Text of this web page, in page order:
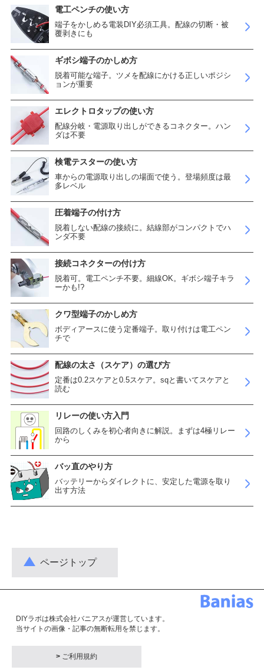
電工ペンチの使い方
端子をかしめる電装DIY必須工具。配線の切断・被
覆剥きにも
ギボシ端子のかしめ方
脱着可能な端子。ツメを配線にかける正しいポジシ
ョンが重要
エレクトロタップの使い方
配線分岐・電源取り出しができるコネクター。ハン
ダは不要
検電テスターの使い方
車からの電源取り出しの場面で使う。登場頻度は最
多レベル
圧着端子の付け方
脱着しない配線の接続に。結線部がコンパクトでハ
ンダ不要
接続コネクターの付け方
脱着可。電工ペンチ不要。細線OK。ギボシ端子キラ
ーかも!?
クワ型端子のかしめ方
ボディアースに使う定番端子。取り付けは電工ペン
チで
配線の太さ（スケア）の選び方
定番は0.2スケアと0.5スケア。sqと書いてスケアと
読む
リレーの使い方入門
回路のしくみを初心者向きに解説。まずは4極リレー
から
バッ直のやり方
バッテリーからダイレクトに、安定した電源を取り
出す方法
ページトップ
DIYラボは株式会社バニアスが運営しています。
当サイトの画像・記事の無断転用を禁じます。
> ご利用規約